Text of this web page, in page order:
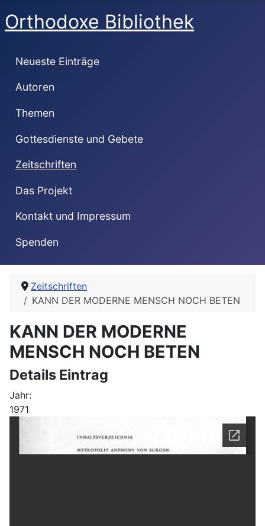
Orthodoxe Bibliothek
Neueste Einträge
Autoren
Themen
Gottesdienste und Gebete
Zeitschriften
Das Projekt
Kontakt und Impressum
Spenden
Zeitschriften
KANN DER MODERNE MENSCH NOCH BETEN
KANN DER MODERNE
MENSCH NOCH BETEN
Details Eintrag
Jahr:
1971